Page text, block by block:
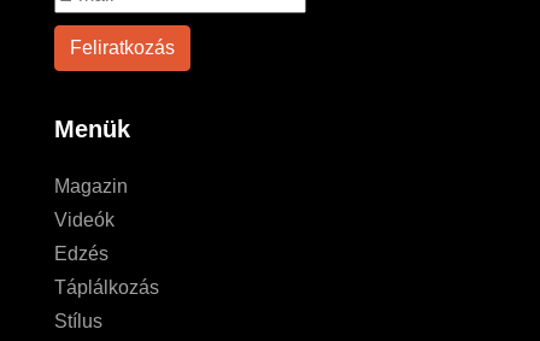
Menük
Magazin
Videók
Edzés
Táplálkozás
Stílus